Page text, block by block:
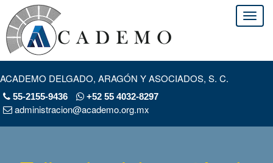
ACADEMO DELGADO, ARAGÓN Y ASOCIADOS, S. C.
55-2155-9436 +52 55 4032-8297
administracion@academo.org.mx